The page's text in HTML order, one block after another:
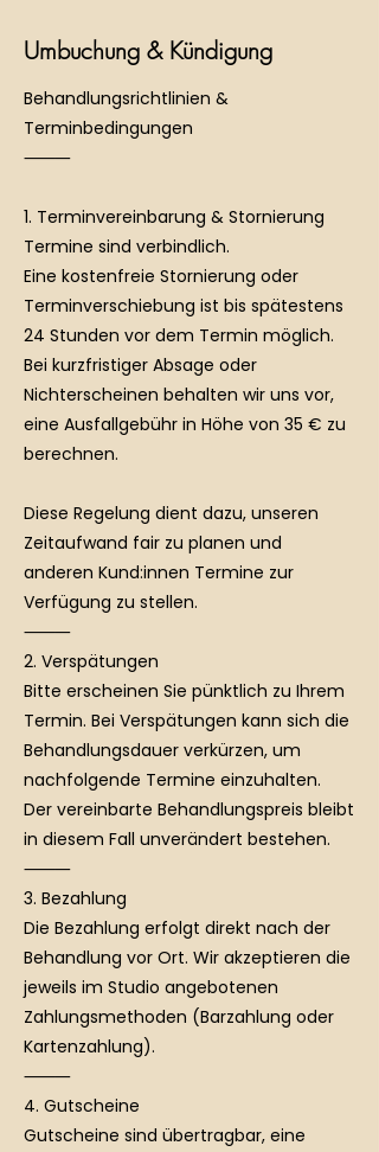
Umbuchung & Kündigung
Behandlungsrichtlinien &
Terminbedingungen
⸻
1. Terminvereinbarung & Stornierung
Termine sind verbindlich.
Eine kostenfreie Stornierung oder
Terminverschiebung ist bis spätestens
24 Stunden vor dem Termin möglich.
Bei kurzfristiger Absage oder
Nichterscheinen behalten wir uns vor,
eine Ausfallgebühr in Höhe von 35 € zu
berechnen.
Diese Regelung dient dazu, unseren
Zeitaufwand fair zu planen und
anderen Kund:innen Termine zur
Verfügung zu stellen.
⸻
2. Verspätungen
Bitte erscheinen Sie pünktlich zu Ihrem
Termin. Bei Verspätungen kann sich die
Behandlungsdauer verkürzen, um
nachfolgende Termine einzuhalten.
Der vereinbarte Behandlungspreis bleibt
in diesem Fall unverändert bestehen.
⸻
3. Bezahlung
Die Bezahlung erfolgt direkt nach der
Behandlung vor Ort. Wir akzeptieren die
jeweils im Studio angebotenen
Zahlungsmethoden (Barzahlung oder
Kartenzahlung).
⸻
4. Gutscheine
Gutscheine sind übertragbar, eine